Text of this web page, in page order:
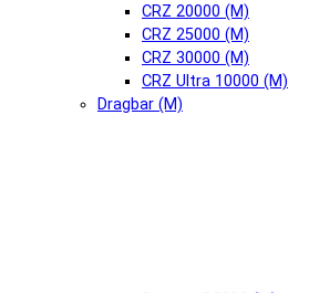
CRZ 20000 (М)
CRZ 25000 (М)
CRZ 30000 (М)
CRZ Ultra 10000 (М)
Dragbar (М)